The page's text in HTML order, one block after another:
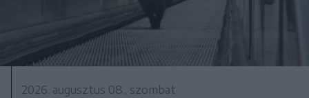
2026. augusztus 08., szombat